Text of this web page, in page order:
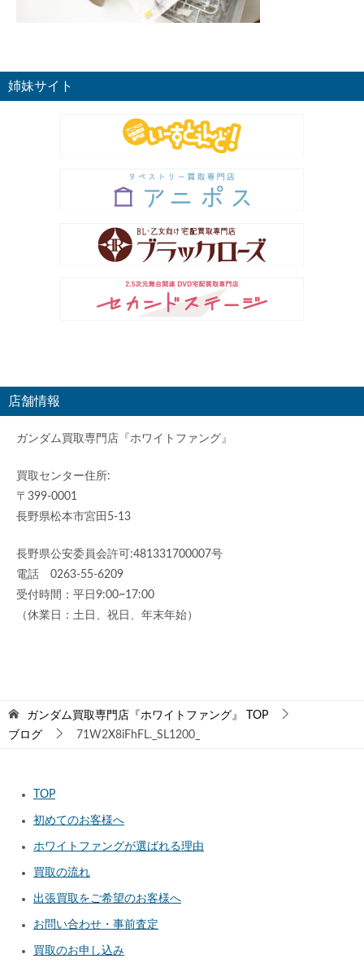
姉妹サイト
店舗情報
ガンダム買取専門店『ホワイトファング』
買取センター住所:
〒399-0001
長野県松本市宮田5-13
長野県公安委員会許可:481331700007号
電話 0263-55-6209
受付時間：平日9:00~17:00
（休業日：土日、祝日、年末年始）
ガンダム買取専門店『ホワイトファング』
TOP
ブログ
71W2X8iFhFL._SL1200_
TOP
初めてのお客様へ
ホワイトファングが選ばれる理由
買取の流れ
出張買取をご希望のお客様へ
お問い合わせ・事前査定
買取のお申し込み